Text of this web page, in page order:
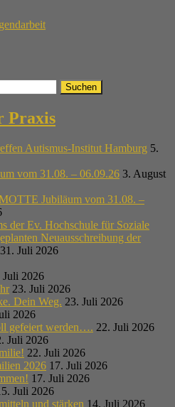
Praxis
Autismus-Institut Hamburg 5.
vom 31.08. – 06.09.26 3. August
Jubiläum vom 31.08. –
der Ev. Hochschule für Soziale
Neuausschreibung der
31. Juli 2026
Juli 2026
23. Juli 2026
Dein Weg. 23. Juli 2026
2026
gefeiert werden…. 22. Juli 2026
Juli 2026
22. Juli 2026
2026 17. Juli 2026
17. Juli 2026
Juli 2026
und stärken 14. Juli 2026